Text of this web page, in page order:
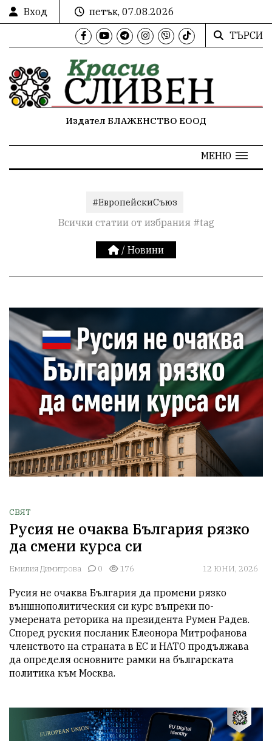
Вход
петък, 07.08.2026
ТЪРСИ
Издател БЛАЖЕНСТВО ЕООД
МЕНЮ
#ЕвропейскиСъюз
Всички статии от избрания #tag
/ Новини
СВЯТ
Русия не очаква България рязко
да смени курса си
Емилия Димитрова 0 176 12 ЮНИ, 2026
Русия не очаква България да промени рязко
външнополитическия си курс въпреки по-
умерената реторика на президента Румен Радев.
Според руския посланик Елеонора Митрофанова
членството на страната в ЕС и НАТО продължава
да определя основните рамки на българската
политика към Москва.